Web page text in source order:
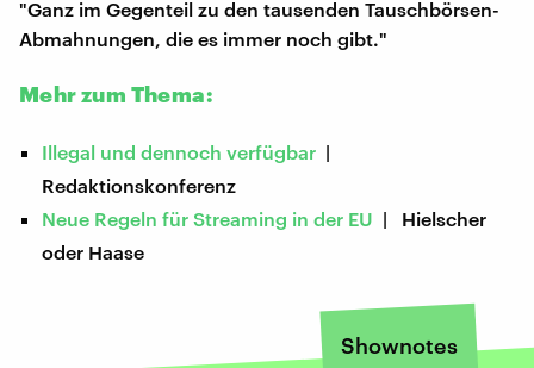
"Ganz im Gegenteil zu den tausenden Tauschbörsen-
Abmahnungen, die es immer noch gibt."
Mehr zum Thema:
Illegal und dennoch verfügbar |
Redaktionskonferenz
Neue Regeln für Streaming in der EU | Hielscher
oder Haase
Shownotes